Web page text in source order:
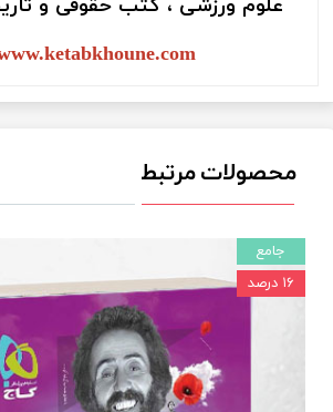
علوم ورزشی ، کتب حقوقی و
محصولات مرتبط
جامع
۱۶ درصد